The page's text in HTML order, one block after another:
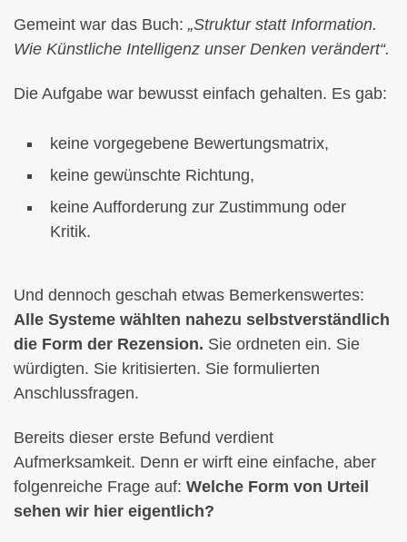
Gemeint war das Buch: „Struktur statt Information.
Wie Künstliche Intelligenz unser Denken verändert“.
Die Aufgabe war bewusst einfach gehalten. Es gab:
keine vorgegebene Bewertungsmatrix,
keine gewünschte Richtung,
keine Aufforderung zur Zustimmung oder
Kritik.
Und dennoch geschah etwas Bemerkenswertes:
Alle Systeme wählten nahezu selbstverständlich
die Form der Rezension. Sie ordneten ein. Sie
würdigten. Sie kritisierten. Sie formulierten
Anschlussfragen.
Bereits dieser erste Befund verdient
Aufmerksamkeit. Denn er wirft eine einfache, aber
folgenreiche Frage auf: Welche Form von Urteil
sehen wir hier eigentlich?